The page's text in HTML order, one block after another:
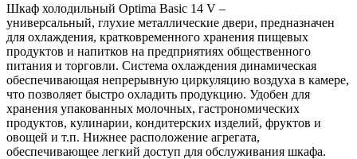
Шкаф холодильный Optima Basic 14 V –
универсальный, глухие металлические двери, предназначен
для охлаждения, кратковременного хранения пищевых
продуктов и напитков на предприятиях общественного
питания и торговли. Система охлаждения динамическая
обеспечивающая непрерывную циркуляцию воздуха в камере,
что позволяет быстро охладить продукцию. Удобен для
хранения упакованных молочных, гастрономических
продуктов, кулинарии, кондитерских изделий, фруктов и
овощей и т.п. Нижнее расположение агрегата,
обеспечивающее легкий доступ для обслуживания шкафа.